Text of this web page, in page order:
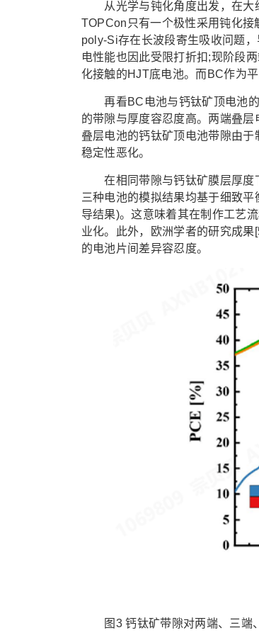
从光学与钝化角度出发，在大
TOPCon只有一个极性采用钝化
poly-Si存在长波段寄生吸收问题
电性能也因此受限打折扣;现阶段
化接触的HJT底电池。而BC作为
再看BC电池与钙钛矿顶电池的
的带隙与厚度容忍度高。两端叠
叠层电池的钙钛矿顶电池带隙由
稳定性恶化。
在相同带隙与钙钛矿膜层厚度下
三种电池的模拟结果均基于细致
导结果)。这意味着其在制作工艺
业化。此外，欧洲学者的研究成
的电池片间差异容忍度。
图3 钙钛矿带隙对两端、三端